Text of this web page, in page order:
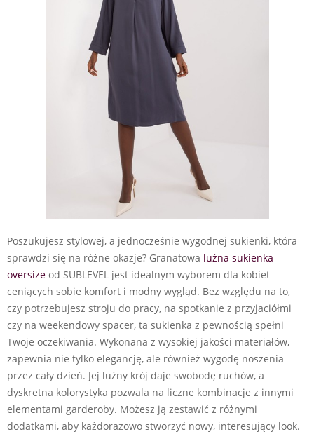
Poszukujesz stylowej, a jednocześnie wygodnej sukienki, która
sprawdzi się na różne okazje? Granatowa luźna sukienka
oversize od SUBLEVEL jest idealnym wyborem dla kobiet
ceniących sobie komfort i modny wygląd. Bez względu na to,
czy potrzebujesz stroju do pracy, na spotkanie z przyjaciółmi
czy na weekendowy spacer, ta sukienka z pewnością spełni
Twoje oczekiwania. Wykonana z wysokiej jakości materiałów,
zapewnia nie tylko elegancję, ale również wygodę noszenia
przez cały dzień. Jej luźny krój daje swobodę ruchów, a
dyskretna kolorystyka pozwala na liczne kombinacje z innymi
elementami garderoby. Możesz ją zestawić z różnymi
dodatkami, aby każdorazowo stworzyć nowy, interesujący look.